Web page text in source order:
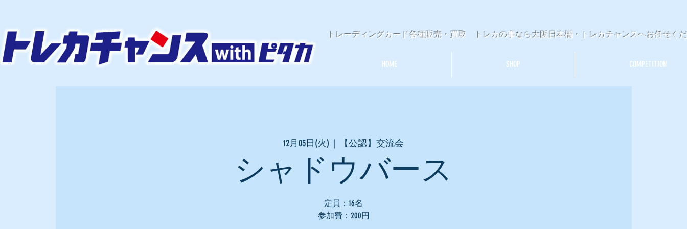
トレーディングカード各種販売・買取 トレカの事なら大阪日本橋・トレカチャンスへお任せく
HOME SHOP COMPETITION
12月05日(火)
  |
【公認】交流会
シャドウバース
定員：16名
参加費：200円